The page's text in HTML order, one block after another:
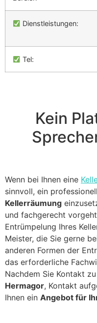
Dienstleistungen:
Tel:
Kein
Wenn bei Ihnen eine
sinnvoll, ein
Kellerräumung
und fachgerecht
Entrümpelung Ihres
Meister, die Sie gerne
anderen Formen der
das erforderliche
Nachdem Sie Kontakt
Hermagor, Kontakt
Ihnen ein Angebot für